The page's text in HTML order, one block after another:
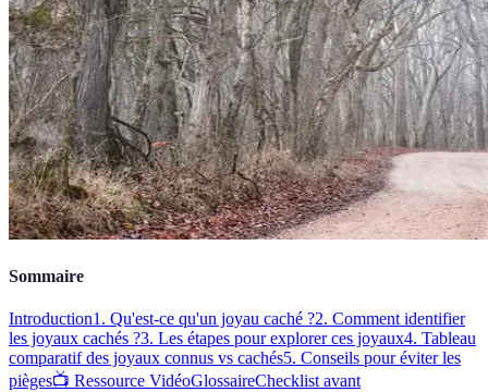
Sommaire
Introduction1. Qu'est-ce qu'un joyau caché ?2. Comment identifier
les joyaux cachés ?3. Les étapes pour explorer ces joyaux4. Tableau
comparatif des joyaux connus vs cachés5. Conseils pour éviter les
pièges📺 Ressource VidéoGlossaireChecklist avant